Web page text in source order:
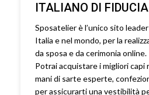
ITALIANO DI FIDUCIA
Sposatelier è l’unico sito
Italia e nel mondo, per la
da sposa e da cerimonia online.
Potrai acquistare i migliori capi
mani di sarte esperte,
per assicurarti una vestibilità